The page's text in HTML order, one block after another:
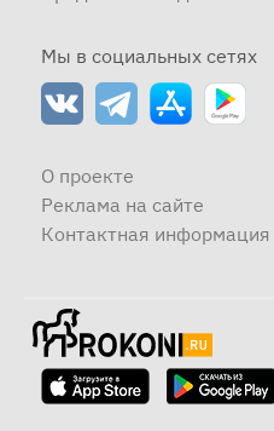
Мы в социальных сетях
О проекте
Реклама на сайте
Контактная информация